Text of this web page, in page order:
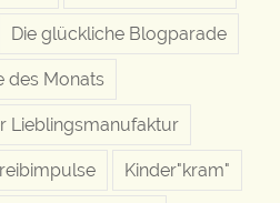
Die glückliche Blogparade
des Monats
Lieblingsmanufaktur
Kinder"kram"